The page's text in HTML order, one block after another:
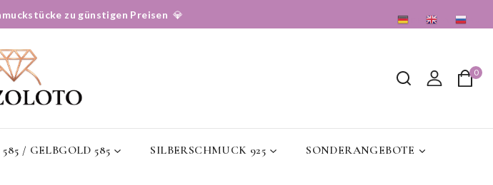
zu günstigen Preisen 💎
0
/ GELBGOLD 585 SILBERSCHMUCK 925 SONDERANGEBOTE